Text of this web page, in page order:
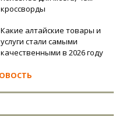
кроссворды
Какие алтайские товары и
услуги стали самыми
качественными в 2026 году